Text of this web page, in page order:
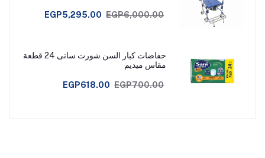
EGP5,295.00 EGP6,000.00
حفاضات كبار السن شورت سانى 24 قطعة
مقاس ميديم
EGP618.00 EGP700.00